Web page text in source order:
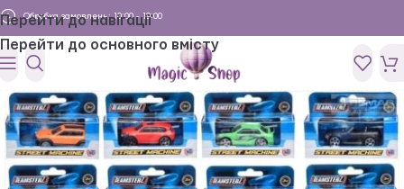
Перейти до навігації
Перейти до основного вмісту
Обробка замовлень: 10:00 - 19:00